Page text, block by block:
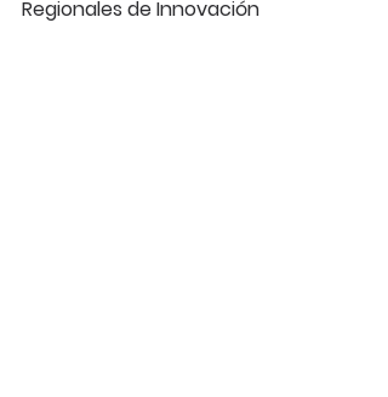
Regionales de Innovación